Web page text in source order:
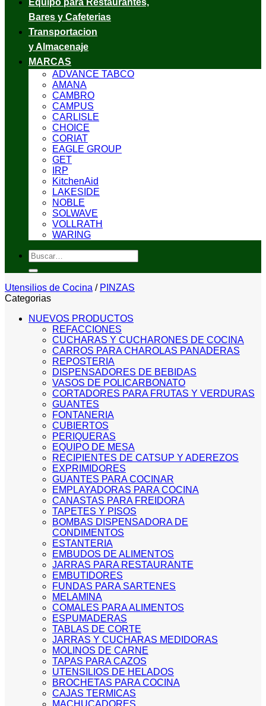
Equipo para Restaurantes,
Bares y Cafeterias
Transportacion
y Almacenaje
MARCAS
ADVANCE TABCO
AMANA
CAMBRO
CAMPUS
CARLISLE
CHOICE
CORIAT
EAGLE GROUP
GET
IRP
KitchenAid
LAKESIDE
NOBLE
SOLWAVE
VOLLRATH
WARING
Buscar
por:
Utensilios de Cocina / PINZAS
Categorias
NUEVOS PRODUCTOS
REFACCIONES
CUCHARAS Y CUCHARONES DE COCINA
CARROS PARA CHAROLAS PANADERAS
REPOSTERIA
DISPENSADORES DE BEBIDAS
VASOS DE POLICARBONATO
CORTADORES PARA FRUTAS Y VERDURAS
GUANTES
FONTANERIA
CUBIERTOS
PERIQUERAS
EQUIPO DE MESA
RECIPIENTES DE CATSUP Y ADEREZOS
EXPRIMIDORES
GUANTES PARA COCINAR
EMPLAYADORAS PARA COCINA
CANASTAS PARA FREIDORA
TAPETES Y PISOS
BOMBAS DISPENSADORA DE
CONDIMENTOS
ESTANTERIA
EMBUDOS DE ALIMENTOS
JARRAS PARA RESTAURANTE
EMBUTIDORES
FUNDAS PARA SARTENES
MELAMINA
COMALES PARA ALIMENTOS
ESPUMADERAS
TABLAS DE CORTE
JARRAS Y CUCHARAS MEDIDORAS
MOLINOS DE CARNE
TAPAS PARA CAZOS
UTENSILIOS DE HELADOS
BROCHETAS PARA COCINA
CAJAS TERMICAS
MACHUCADORES